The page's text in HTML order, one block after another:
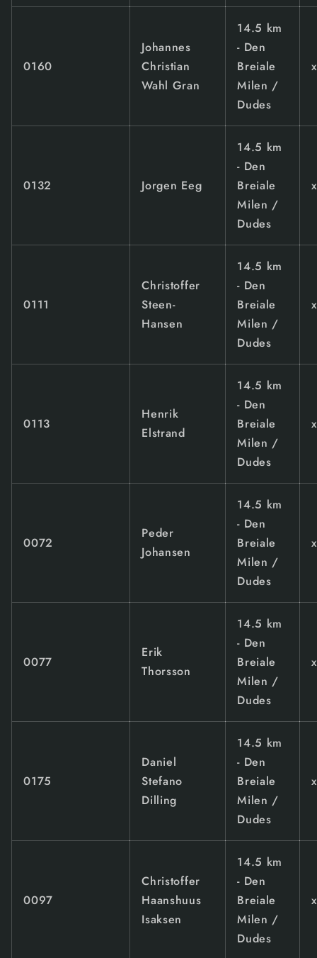
0160
Johannes
Christian
Wahl Gran
14.5 km
- Den
Breiale
Milen /
Dudes
x
0132 Jorgen Eeg
14.5 km
- Den
Breiale
Milen /
Dudes
x
0111
Christoffer
Steen-
Hansen
14.5 km
- Den
Breiale
Milen /
Dudes
x
0113
Henrik
Elstrand
14.5 km
- Den
Breiale
Milen /
Dudes
x
0072
Peder
Johansen
14.5 km
- Den
Breiale
Milen /
Dudes
x
0077
Erik
Thorsson
14.5 km
- Den
Breiale
Milen /
Dudes
x
0175
Daniel
Stefano
Dilling
14.5 km
- Den
Breiale
Milen /
Dudes
x
0097
Christoffer
Haanshuus
Isaksen
14.5 km
- Den
Breiale
Milen /
Dudes
x